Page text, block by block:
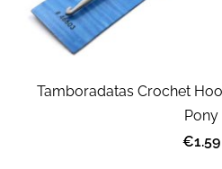
Tamboradatas Crochet
Pony
€1.59